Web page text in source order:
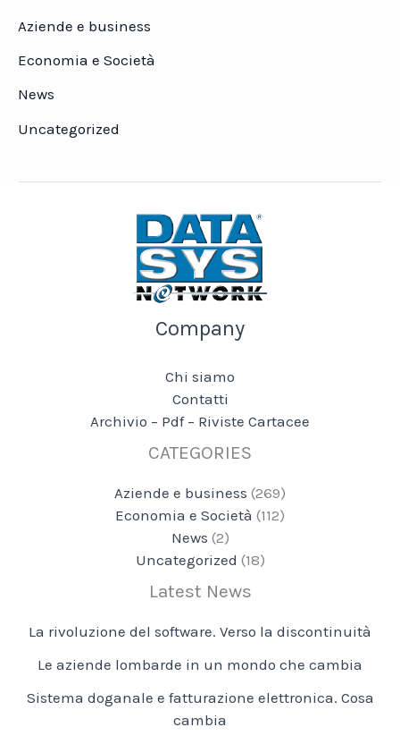
Aziende e business
Economia e Società
News
Uncategorized
Company
Chi siamo
Contatti
Archivio – Pdf – Riviste Cartacee
CATEGORIES
Aziende e business (269)
Economia e Società (112)
News (2)
Uncategorized (18)
Latest News
La rivoluzione del software. Verso la discontinuità
Le aziende lombarde in un mondo che cambia
Sistema doganale e fatturazione elettronica. Cosa
cambia